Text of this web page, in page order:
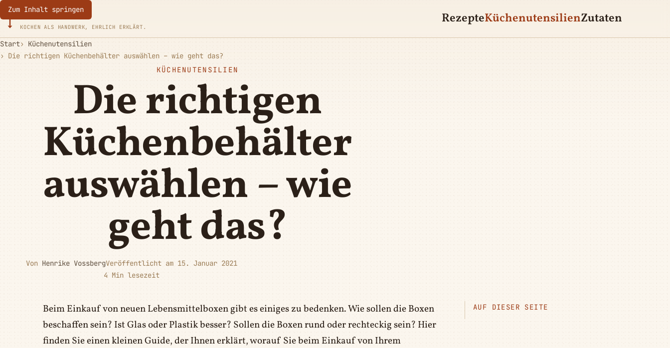
Zum Inhalt springen
Eurotoques
KOCHEN ALS HANDWERK, EHRLICH ERKLÄRT.
RezepteKüchenutensilienZutaten
Start
Küchenutensilien
Die richtigen Küchenbehälter auswählen – wie geht das?
KÜCHENUTENSILIEN
Die richtigen
Küchenbehälter
auswählen – wie
geht das?
Von Henrike VossbergVeröffentlicht am 15. Januar 2021
4 Min lesezeit
Beim Einkauf von neuen Lebensmittelboxen gibt es einiges zu bedenken. Wie sollen die Boxen
beschaffen sein? Ist Glas oder Plastik besser? Sollen die Boxen rund oder rechteckig sein? Hier
finden Sie einen kleinen Guide, der Ihnen erklärt, worauf Sie beim Einkauf von Ihrem
AUF DIESER SEITE